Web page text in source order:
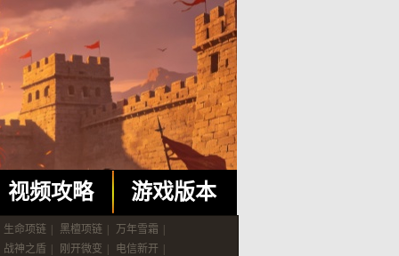
视频攻略 游戏版本
生命项链 黑檀项链 万年雪霜
战神之盾 刚开微变 电信新开